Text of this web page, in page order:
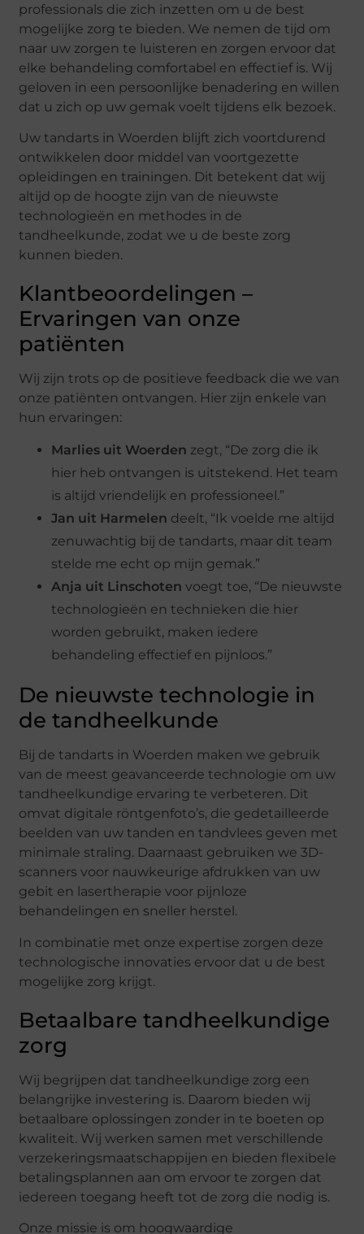
professionals die zich inzetten om u de best
mogelijke zorg te bieden. We nemen de tijd om
naar uw zorgen te luisteren en zorgen ervoor dat
elke behandeling comfortabel en effectief is. Wij
geloven in een persoonlijke benadering en willen
dat u zich op uw gemak voelt tijdens elk bezoek.
Uw tandarts in Woerden blijft zich voortdurend
ontwikkelen door middel van voortgezette
opleidingen en trainingen. Dit betekent dat wij
altijd op de hoogte zijn van de nieuwste
technologieën en methodes in de
tandheelkunde, zodat we u de beste zorg
kunnen bieden.
Klantbeoordelingen –
Ervaringen van onze
patiënten
Wij zijn trots op de positieve feedback die we van
onze patiënten ontvangen. Hier zijn enkele van
hun ervaringen:
Marlies uit Woerden zegt, “De zorg die ik
hier heb ontvangen is uitstekend. Het team
is altijd vriendelijk en professioneel.”
Jan uit Harmelen deelt, “Ik voelde me altijd
zenuwachtig bij de tandarts, maar dit team
stelde me echt op mijn gemak.”
Anja uit Linschoten voegt toe, “De nieuwste
technologieën en technieken die hier
worden gebruikt, maken iedere
behandeling effectief en pijnloos.”
De nieuwste technologie in
de tandheelkunde
Bij de tandarts in Woerden maken we gebruik
van de meest geavanceerde technologie om uw
tandheelkundige ervaring te verbeteren. Dit
omvat digitale röntgenfoto’s, die gedetailleerde
beelden van uw tanden en tandvlees geven met
minimale straling. Daarnaast gebruiken we 3D-
scanners voor nauwkeurige afdrukken van uw
gebit en lasertherapie voor pijnloze
behandelingen en sneller herstel.
In combinatie met onze expertise zorgen deze
technologische innovaties ervoor dat u de best
mogelijke zorg krijgt.
Betaalbare tandheelkundige
zorg
Wij begrijpen dat tandheelkundige zorg een
belangrijke investering is. Daarom bieden wij
betaalbare oplossingen zonder in te boeten op
kwaliteit. Wij werken samen met verschillende
verzekeringsmaatschappijen en bieden flexibele
betalingsplannen aan om ervoor te zorgen dat
iedereen toegang heeft tot de zorg die nodig is.
Onze missie is om hoogwaardige